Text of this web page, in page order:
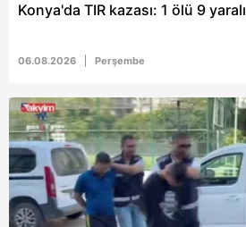
Konya'da TIR kazası: 1 ölü 9 yaralı
06.08.2026 Perşembe